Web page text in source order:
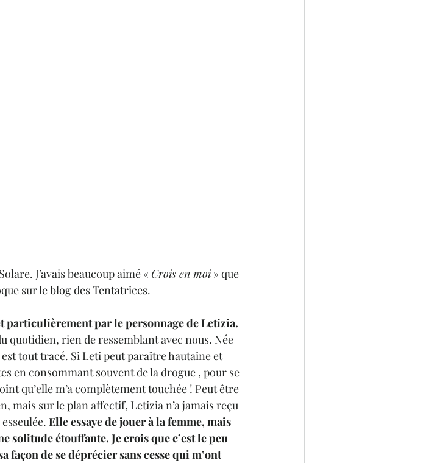
J’avais beaucoup aimé « Crois en moi » que
sur le blog des Tentatrices.
particulièrement par le personnage de Letizia.
quotidien, rien de ressemblant avec nous. Née
tout tracé. Si Leti peut paraître hautaine et
en consommant souvent de la drogue , pour se
qu’elle m’a complètement touchée ! Peut être
mais sur le plan affectif, Letizia n’a jamais reçu
Elle essaye de jouer à la femme, mais
solitude étouffante. Je crois que c’est le peu
façon de se déprécier sans cesse qui m’ont